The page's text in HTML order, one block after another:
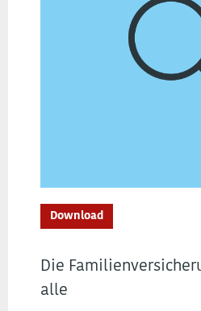
Download
Die
alle